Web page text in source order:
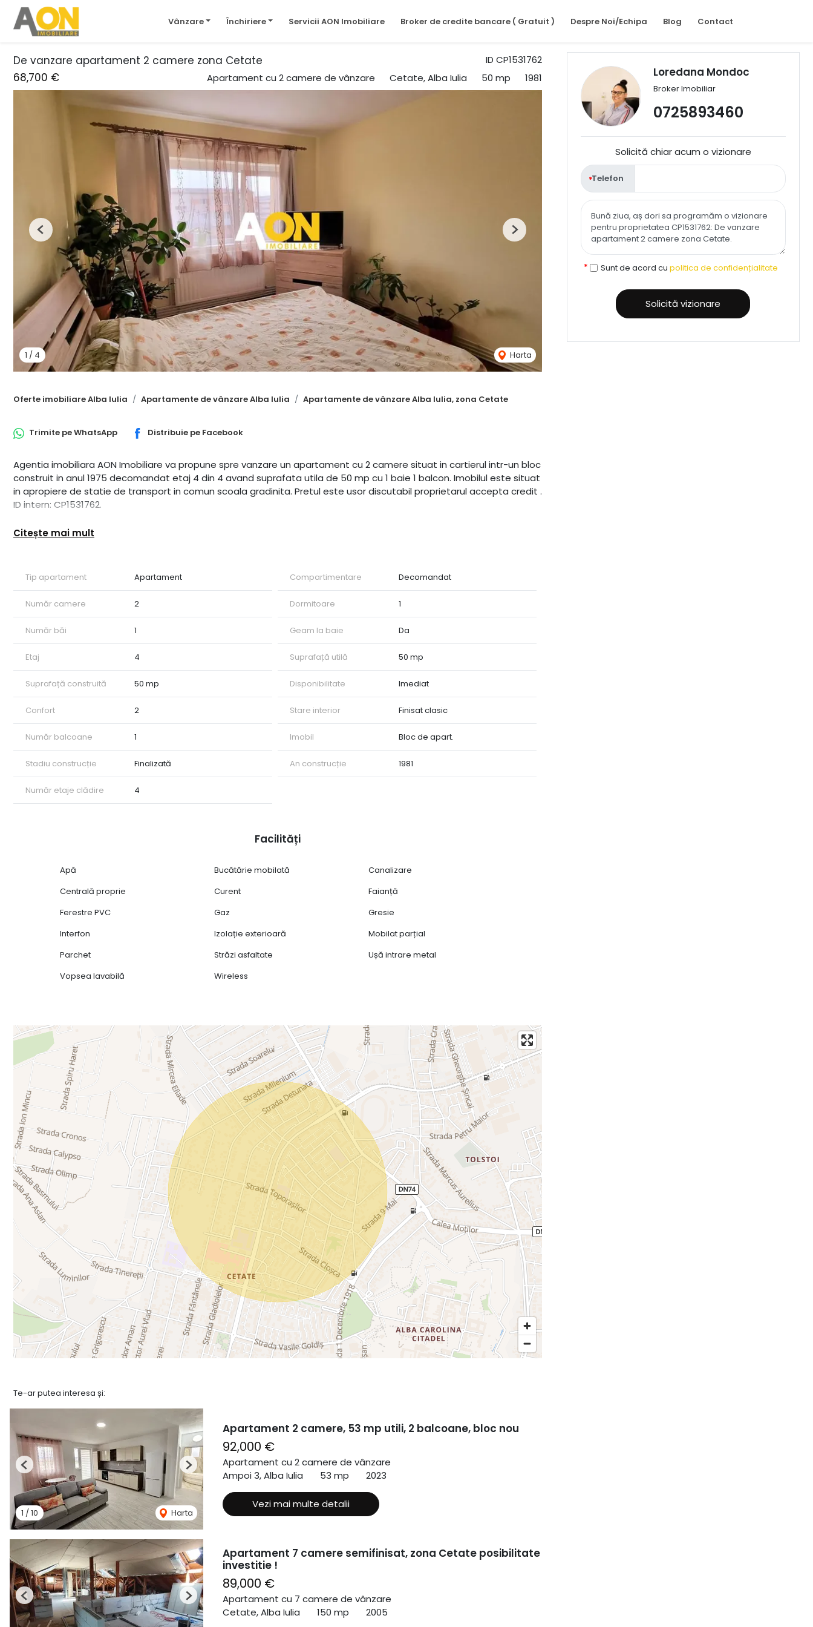
Vânzare Închiriere Servicii AON Imobiliare Broker de credite bancare ( Gratuit ) Despre Noi/Echipa Blog Contact
ID CP1531762
De vanzare apartament 2 camere zona Cetate
68,700 €
Apartament cu 2 camere de vânzare Cetate, Alba Iulia 50 mp 1981
1 / 4 Harta
Previous Next
Oferte imobiliare Alba Iulia Apartamente de vânzare Alba Iulia Apartamente de vânzare Alba Iulia, zona Cetate
Trimite peWhatsApp Distribuie pe Facebook
Agentia imobiliara AON Imobiliare va propune spre vanzare un apartament cu 2 camere situat in cartierul intr-un bloc
construit in anul 1975 decomandat etaj 4 din 4 avand suprafata utila de 50 mp cu 1 baie 1 balcon. Imobilul este situat
in apropiere de statie de transport in comun scoala gradinita. Pretul este usor discutabil proprietarul accepta credit .
ID intern: CP1531762.
Citește mai mult
Tip apartament Apartament Compartimentare Decomandat
Număr camere 2 Dormitoare 1
Număr băi 1 Geam la baie Da
Etaj 4 Suprafață utilă 50 mp
Suprafață construită 50 mp Disponibilitate Imediat
Confort 2 Stare interior Finisat clasic
Număr balcoane 1 Imobil Bloc de apart.
Stadiu construcție Finalizată An construcție 1981
Număr etaje clădire 4
Facilități
Apă Bucătărie mobilată
Canalizare
Centrală proprie
Curent
Faianță
Ferestre PVC
Gaz
Gresie
Interfon
Izolație exterioară
Mobilat parțial
Parchet
Străzi asfaltate
Ușă intrare metal
Vopsea lavabilă
Wireless
Loredana Mondoc
Broker Imobiliar
0725893460
Solicită chiar acum o vizionare
Telefon
Sunt de acord cu politica de confidențialitate
Solicită vizionare
Te-ar putea interesa și:
1 /10 Harta
Previous Next
Apartament 2 camere, 53 mp utili, 2 balcoane, bloc nou
92,000 €
Apartament cu 2 camere de vânzare
Ampoi 3, Alba Iulia
53 mp 2023
Vezi mai multe detalii
Previous Next
Apartament 7 camere semifinisat, zona Cetate posibilitate
investitie !
89,000 €
Apartament cu 7 camere de vânzare
Cetate, Alba Iulia
150 mp 2005